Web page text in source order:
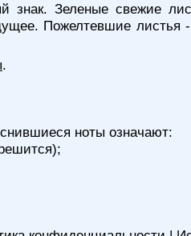
знак. Зеленые свежие
Пожелтевшие
.
ноты означают: